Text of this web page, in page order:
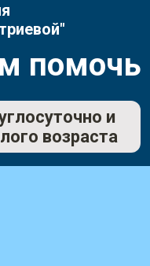
помочь
и
возраста